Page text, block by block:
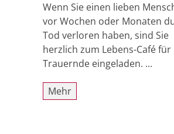
Wenn Sie einen lieben
vor Wochen oder Monaten
Tod verloren haben, sind Sie
herzlich zum Lebens-Café für
Trauernde eingeladen. ...
Mehr